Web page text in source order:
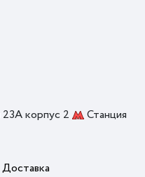
23А корпус 2
Станция
Доставка